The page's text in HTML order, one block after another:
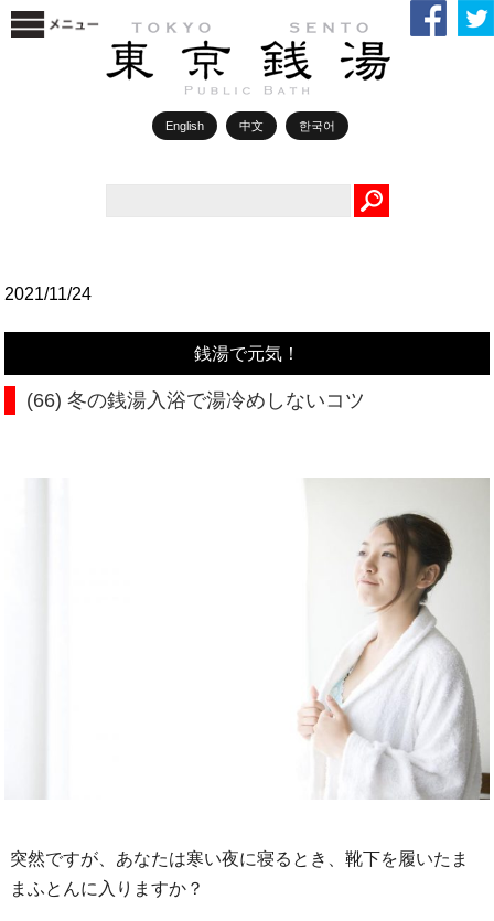
English 中文 한국어
2021/11/24
銭湯で元気！
(66) 冬の銭湯入浴で湯冷めしないコツ
突然ですが、あなたは寒い夜に寝るとき、靴下を履いたま
まふとんに入りますか？